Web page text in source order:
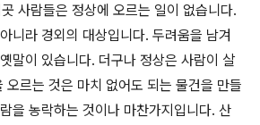
사람들은 정상에 오르는 일이 없습니다.
니라 경외의 대상입니다. 두려움을 남겨
말이 있습니다. 더구나 정상은 사람이 살
오르는 것은 마치 없어도 되는 물건을 만들
을 농락하는 것이나 마찬가지입니다. 산